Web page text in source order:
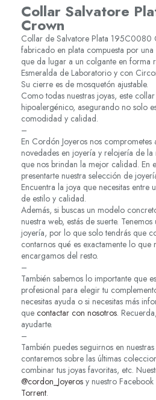
Collar Salvatore
Crown
Collar de Salvatore Plata 195C0080
fabricado en plata compuesta por
que da lugar a un colgante en forma
Esmeralda de Laboratorio y con
Su cierre es de mosquetón ajustable.
Como todas nuestras joyas, este
hipoalergénico, asegurando no solo
comodidad y calidad.
–
En Cordón Joyeros nos comprometes
novedades en joyería y relojería de la
que nos brindan la mejor calidad. En
presentarte nuestra selección de
Encuentra la joya que necesitas entre
de estilo y calidad.
Además, si buscas un modelo
nuestra web, estás de suerte.
joyería, por lo que solo tendrás que
contarnos qué es exactamente lo que
encargamos del resto.
–
También sabemos lo importante que
profesional para elegir tu
necesitas ayuda o si necesitas más
que contactar con nosotros.
ayudarte.
–
También puedes seguirnos en
contaremos sobre las últimas
combinar tus joyas favoritas, etc.
@cordon_Joyeros y nuestro Facebook
Torrent.